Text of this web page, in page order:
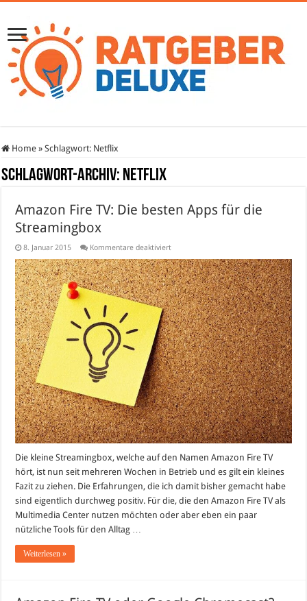
Home » Schlagwort: Netflix
Schlagwort-Archiv: Netflix
Amazon Fire TV: Die besten Apps für die
Streamingbox
8. Januar 2015 Kommentare deaktiviertfür
Fire
TV:
Die
besten
Apps
für
die
Streamingbox
Die kleine Streamingbox, welche auf den Namen Amazon Fire TV
hört, ist nun seit mehreren Wochen in Betrieb und es gilt ein kleines
Fazit zu ziehen. Die Erfahrungen, die ich damit bisher gemacht habe
sind eigentlich durchweg positiv. Für die, die den Amazon Fire TV als
Multimedia Center nutzen möchten oder aber eben ein paar
nützliche Tools für den Alltag …
Weiterlesen »